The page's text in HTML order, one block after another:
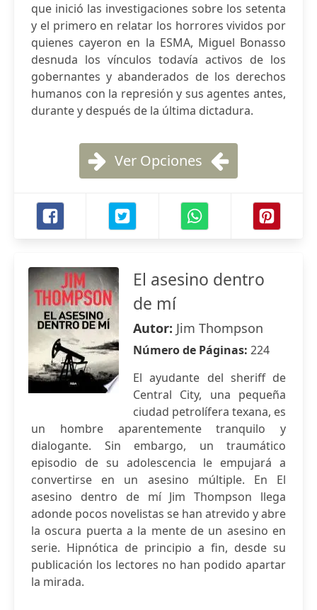
que inició las investigaciones sobre los setenta
y el primero en relatar los horrores vividos por
quienes cayeron en la ESMA, Miguel Bonasso
desnuda los vínculos todavía activos de los
gobernantes y abanderados de los derechos
humanos con la represión y sus agentes antes,
durante y después de la última dictadura.
Ver Opciones
El asesino dentro
de mí
Autor: Jim Thompson
Número de Páginas: 224
El ayudante del sheriff de
Central City, una pequeña
ciudad petrolífera texana, es
un hombre aparentemente tranquilo y
dialogante. Sin embargo, un traumático
episodio de su adolescencia le empujará a
convertirse en un asesino múltiple. En El
asesino dentro de mí Jim Thompson llega
adonde pocos novelistas se han atrevido y abre
la oscura puerta a la mente de un asesino en
serie. Hipnótica de principio a fin, desde su
publicación los lectores no han podido apartar
la mirada.